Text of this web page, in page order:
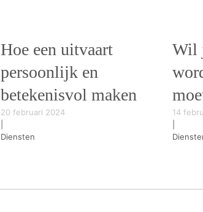
Hoe een uitvaart
persoonlijk en
betekenisvol maken
20 februari 2024
Diensten
Wil
14